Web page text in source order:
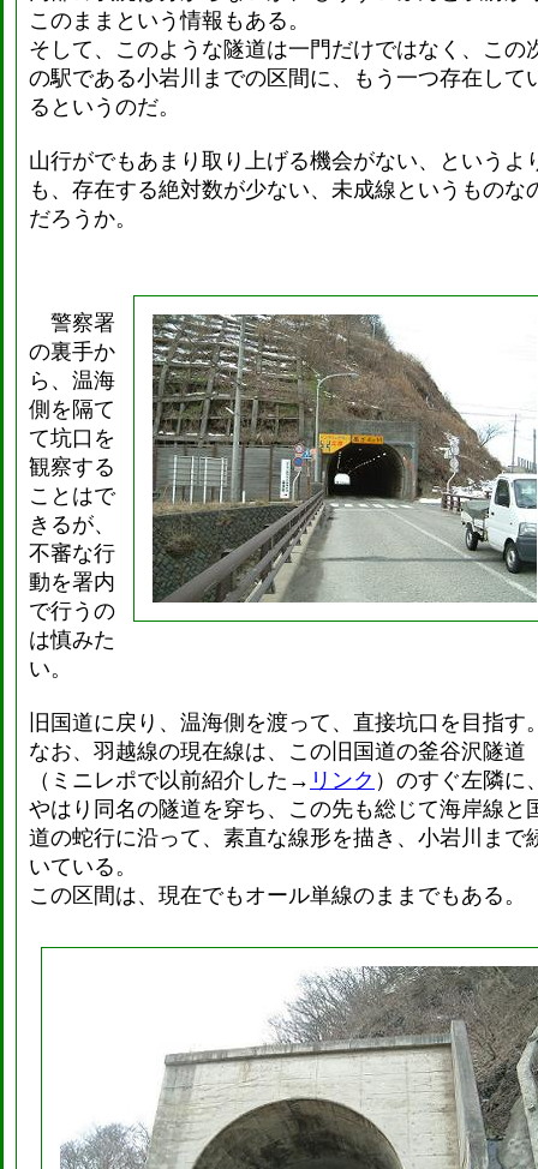
このままという情報もある。
そして、このような隧道は一門だけではなく、この
の駅である小岩川までの区間に、もう一つ存在して
るというのだ。
山行がでもあまり取り上げる機会がない、というよ
も、存在する絶対数が少ない、未成線というものな
だろうか。
警察署
の裏手か
ら、温海
側を隔て
て坑口を
観察する
ことはで
きるが、
不審な行
動を署内
で行うの
は慎みた
い。
旧国道に戻り、温海側を渡って、直接坑口を目指す
なお、羽越線の現在線は、この旧国道の釜谷沢隧道
（ミニレポで以前紹介した→ リンク ）のすぐ左隣に
やはり同名の隧道を穿ち、この先も総じて海岸線と
道の蛇行に沿って、素直な線形を描き、小岩川まで
いている。
この区間は、現在でもオール単線のままでもある。